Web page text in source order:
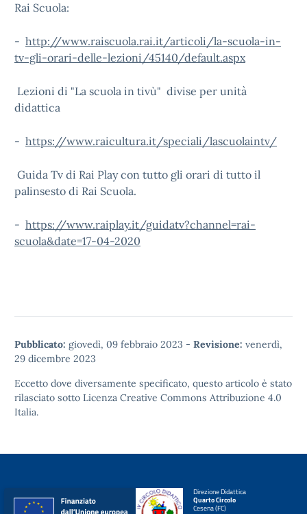
Rai Scuola:
- http://www.raiscuola.rai.it/articoli/la-scuola-in-
tv-gli-orari-delle-lezioni/45140/default.aspx
Lezioni di "La scuola in tivù" divise per unità
didattica
- https://www.raicultura.it/speciali/lascuolaintv/
Guida Tv di Rai Play con tutto gli orari di tutto il
palinsesto di Rai Scuola.
- https://www.raiplay.it/guidatv?channel=rai-
scuola&date=17-04-2020
Pubblicato: giovedì, 09 febbraio 2023 - Revisione: venerdì,
29 dicembre 2023
Eccetto dove diversamente specificato, questo articolo è stato
rilasciato sotto Licenza Creative Commons Attribuzione 4.0
Italia.
Direzione Didattica
Quarto Circolo
Cesena (FC)